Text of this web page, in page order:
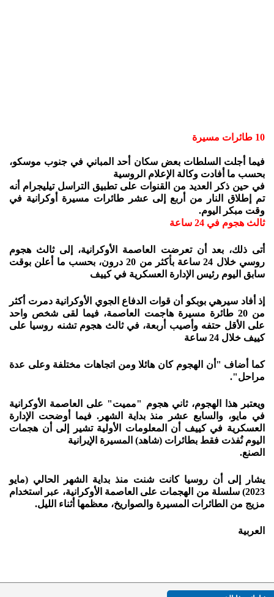
10 طائرات مسيرة
فيما أجلت السلطات بعض سكان أحد المباني في جنوب موسكو،
بحسب ما أفادت وكالة الإعلام الروسية
في حين ذكر العديد من القنوات على تطبيق التراسل تيليجرام أنه
تم إطلاق النار من أربع إلى عشر طائرات مسيرة أوكرانية في
وقت مبكر اليوم.
ثالث هجوم في 24 ساعة
أتى ذلك، بعد أن تعرضت العاصمة الأوكرانية، إلى ثالث هجوم
روسي خلال 24 ساعة بأكثر من 20 درون، بحسب ما أعلن بوقت
سابق اليوم رئيس الإدارة العسكرية في كييف
إذ أفاد سيرهي بوبكو أن قوات الدفاع الجوي الأوكرانية دمرت أكثر
من 20 طائرة مسيرة هاجمت العاصمة، فيما لقى شخص واحد
على الأقل حتفه وأصيب أربعة، في ثالث هجوم تشنه روسيا على
كييف خلال 24 ساعة
كما أضاف "أن الهجوم كان هائلا ومن اتجاهات مختلفة وعلى عدة
مراحل".
ويعتبر هذا الهجوم، ثاني هجوم "مميت" على العاصمة الأوكرانية
في مايو، والسابع عشر منذ بداية الشهر. فيما أوضحت الإدارة
العسكرية في كييف أن المعلومات الأولية تشير إلى أن هجمات
اليوم نُفذت فقط بطائرات (شاهد) المسيرة الإيرانية
الصنع.
يشار إلى أن روسيا كانت شنت منذ بداية الشهر الحالي (مايو
2023) سلسلة من الهجمات على العاصمة الأوكرانية، عبر استخدام
مزيج من الطائرات المسيرة والصواريخ، معظمها أثناء الليل.
العربية